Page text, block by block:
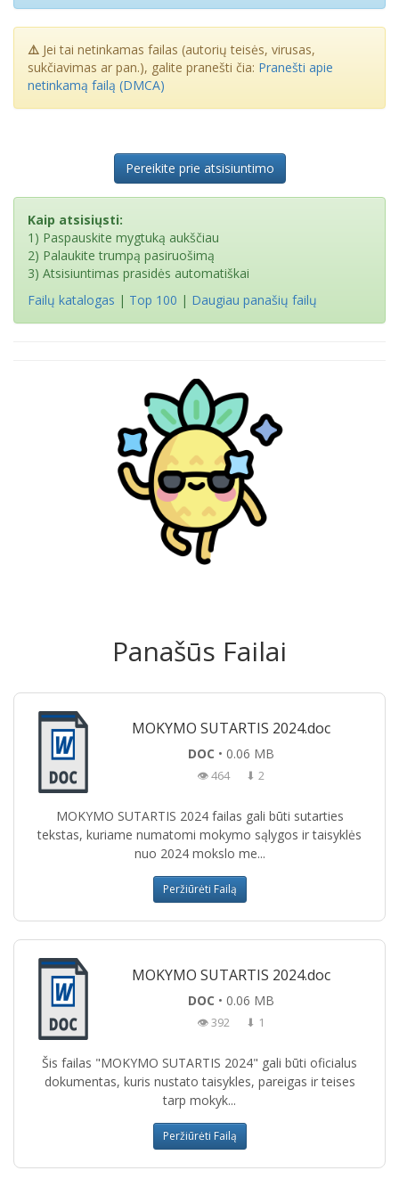
⚠️ Jei tai netinkamas failas (autorių teisės, virusas,
sukčiavimas ar pan.), galite pranešti čia: Pranešti apie
netinkamą failą (DMCA)
Pereikite prie atsisiuntimo
Kaip atsisiųsti:
1) Paspauskite mygtuką aukščiau
2) Palaukite trumpą pasiruošimą
3) Atsisiuntimas prasidės automatiškai
Failų katalogas | Top 100 | Daugiau panašių failų
Panašūs Failai
MOKYMO SUTARTIS 2024.doc
DOC • 0.06 MB
👁 464 ⬇ 2
MOKYMO SUTARTIS 2024 failas gali būti sutarties
tekstas, kuriame numatomi mokymo sąlygos ir taisyklės
nuo 2024 mokslo me...
Peržiūrėti Failą
MOKYMO SUTARTIS 2024.doc
DOC • 0.06 MB
👁 392 ⬇ 1
Šis failas "MOKYMO SUTARTIS 2024" gali būti oficialus
dokumentas, kuris nustato taisykles, pareigas ir teises
tarp mokyk...
Peržiūrėti Failą